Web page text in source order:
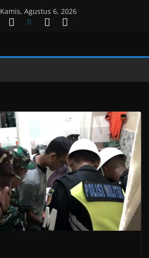
Kamis, Agustus 6, 2026